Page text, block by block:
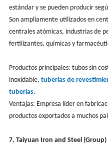
estándar y se pueden producir
Son ampliamente utilizados en
centrales atómicas, industrias de
fertilizantes, químicas y
Productos principales: tubos sin
inoxidable, tuberías de
tuberías.
Ventajas: Empresa líder en
productos exportados a muchos
7. Taiyuan Iron and Steel (Group)